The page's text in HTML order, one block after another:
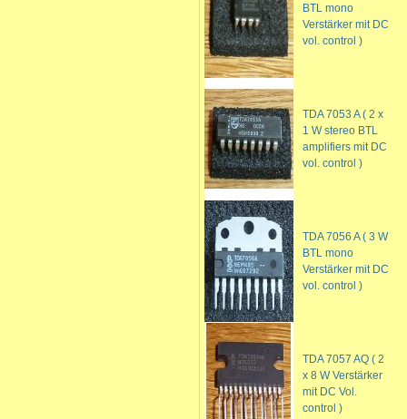
BTL mono
Verstärker mit DC
vol. control )
TDA 7053 A ( 2 x
1 W stereo BTL
amplifiers mit DC
vol. control )
TDA 7056 A ( 3 W
BTL mono
Verstärker mit DC
vol. control )
TDA 7057 AQ ( 2
x 8 W Verstärker
mit DC Vol.
control )